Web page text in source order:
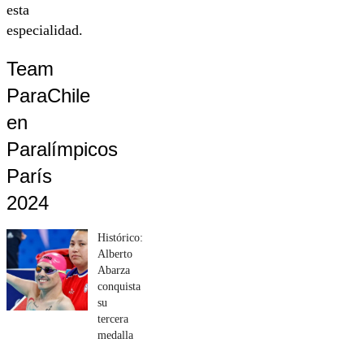
esta
especialidad.
Team
ParaChile
en
Paralímpicos
París
2024
Histórico:
Alberto
Abarza
conquista
su
tercera
medalla